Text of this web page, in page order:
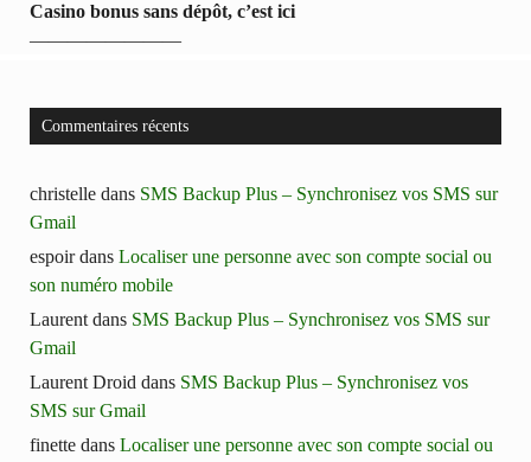
Casino bonus sans dépôt, c’est ici
————————
Commentaires récents
christelle dans SMS Backup Plus – Synchronisez vos SMS sur
Gmail
espoirdans Localiser une personne avec son compte social ou
son numéro mobile
Laurent dans SMS Backup Plus – Synchronisez vos SMS sur
Gmail
Laurent Droid dans SMS Backup Plus – Synchronisez vos
SMS sur Gmail
finette dans Localiser une personne avec son compte social ou